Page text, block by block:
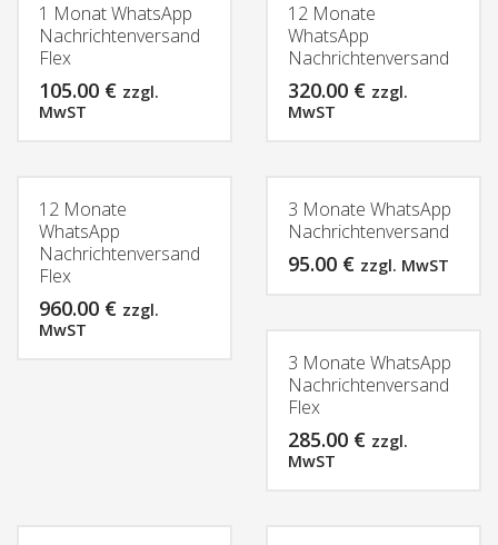
1 Monat WhatsApp
Nachrichtenversand
Flex
105.00 € zzgl.
MwST
12 Monate
WhatsApp
Nachrichtenversand
320.00 € zzgl.
MwST
12 Monate
WhatsApp
Nachrichtenversand
Flex
960.00 € zzgl.
MwST
3 Monate WhatsApp
Nachrichtenversand
95.00 € zzgl. MwST
3 Monate WhatsApp
Nachrichtenversand
Flex
285.00 € zzgl.
MwST